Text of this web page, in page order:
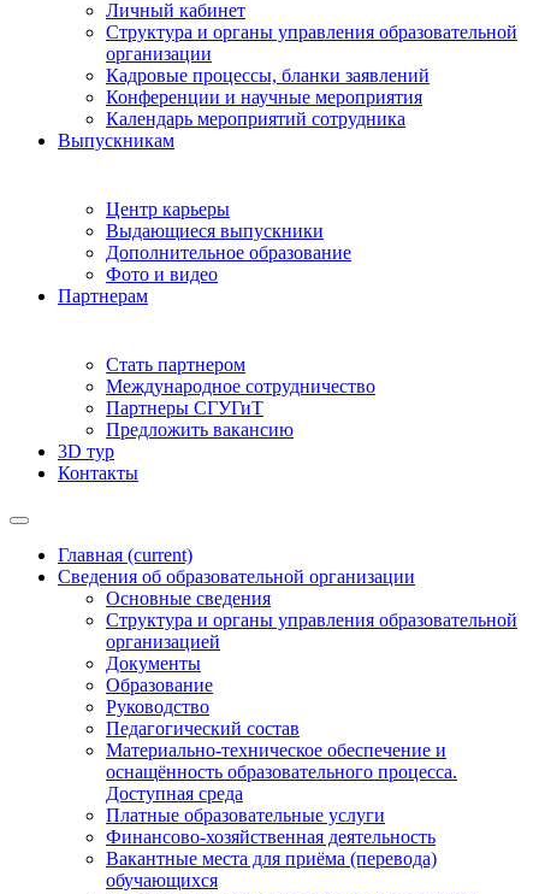
Личный кабинет
Структура и органы управления образовательной
организации
Кадровые процессы, бланки заявлений
Конференции и научные мероприятия
Календарь мероприятий сотрудника
Выпускникам
Центр карьеры
Выдающиеся выпускники
Дополнительное образование
Фото и видео
Партнерам
Стать партнером
Международное сотрудничество
Партнеры СГУГиТ
Предложить вакансию
3D тур
Контакты
Главная (current)
Сведения об образовательной организации
Основные сведения
Структура и органы управления образовательной
организацией
Документы
Образование
Руководство
Педагогический состав
Материально-техническое обеспечение и
оснащённость образовательного процесса.
Доступная среда
Платные образовательные услуги
Финансово-хозяйственная деятельность
Вакантные места для приёма (перевода)
обучающихся